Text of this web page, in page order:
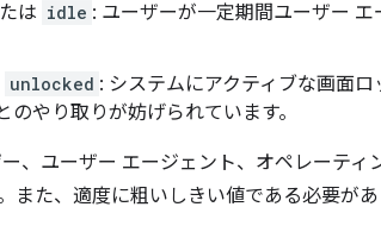
は idle : ユーザーが一定期間ユーザー
unlocked : システムにアクティブな画面
やり取りが妨げられています。
、ユーザー エージェント、オペレーティ
また、適度に粗いしきい値である必要が